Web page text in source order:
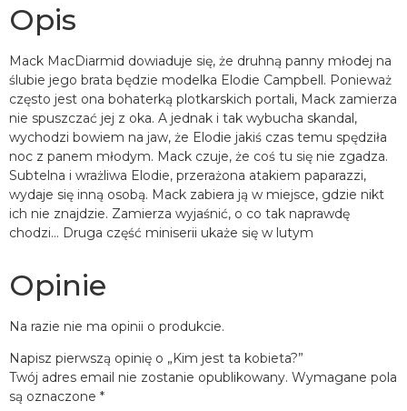
Opis
Mack MacDiarmid dowiaduje się, że druhną panny młodej na
ślubie jego brata będzie modelka Elodie Campbell. Ponieważ
często jest ona bohaterką plotkarskich portali, Mack zamierza
nie spuszczać jej z oka. A jednak i tak wybucha skandal,
wychodzi bowiem na jaw, że Elodie jakiś czas temu spędziła
noc z panem młodym. Mack czuje, że coś tu się nie zgadza.
Subtelna i wrażliwa Elodie, przerażona atakiem paparazzi,
wydaje się inną osobą. Mack zabiera ją w miejsce, gdzie nikt
ich nie znajdzie. Zamierza wyjaśnić, o co tak naprawdę
chodzi… Druga część miniserii ukaże się w lutym
Opinie
Na razie nie ma opinii o produkcie.
Napisz pierwszą opinię o „Kim jest ta kobieta?”
Twój adres email nie zostanie opublikowany. Wymagane pola
są oznaczone *